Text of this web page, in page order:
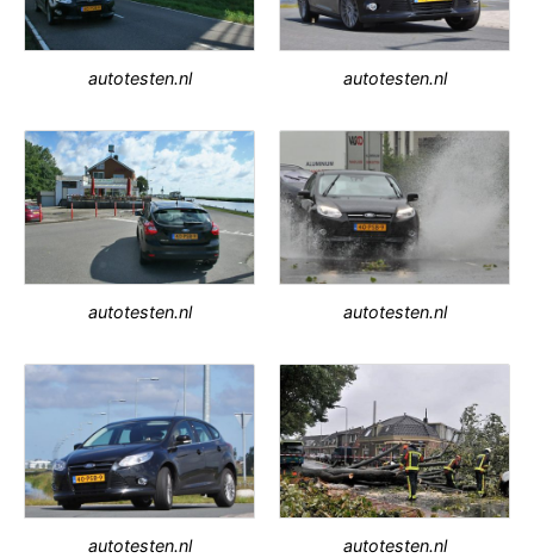
autotesten.nl autotesten.nl
autotesten.nl autotesten.nl
autotesten.nl autotesten.nl